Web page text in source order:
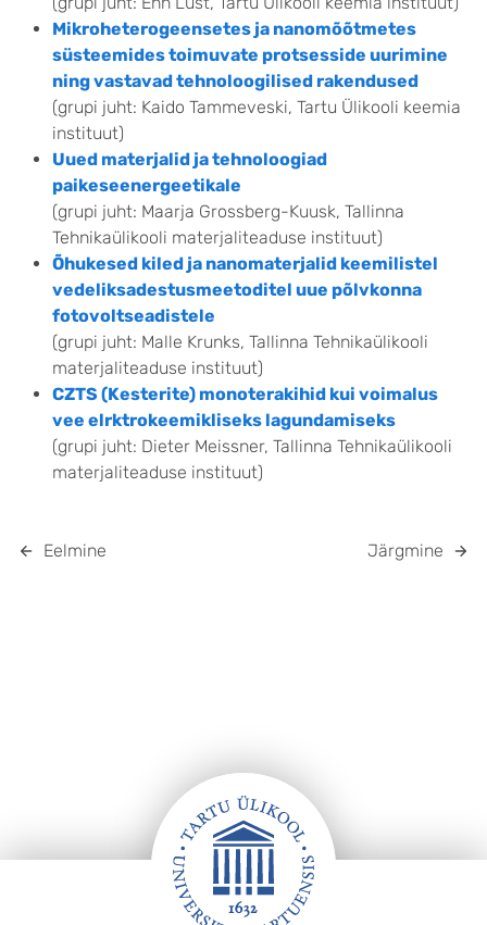
Mikroheterogeensetes ja nanomõõtmetes
süsteemides toimuvate protsesside uurimine
ning vastavad tehnoloogilised rakendused
(grupi juht: Kaido Tammeveski, Tartu Ülikooli keemia
instituut)
Uued materjalid ja tehnoloogiad
paikeseenergeetikale
(grupi juht: Maarja Grossberg-Kuusk, Tallinna
Tehnikaülikooli materjaliteaduse instituut)
Õhukesed kiled ja nanomaterjalid keemilistel
vedeliksadestusmeetoditel uue põlvkonna
fotovoltseadistele
(grupi juht: Malle Krunks, Tallinna Tehnikaülikooli
materjaliteaduse instituut)
CZTS (Kesterite) monoterakihid kui voimalus
vee elrktrokeemikliseks lagundamiseks
(grupi juht: Dieter Meissner, Tallinna Tehnikaülikooli
materjaliteaduse instituut)
Eelmine Järgmine